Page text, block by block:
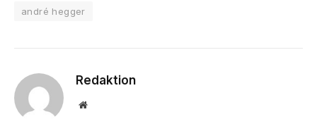
andré hegger
Redaktion
Website